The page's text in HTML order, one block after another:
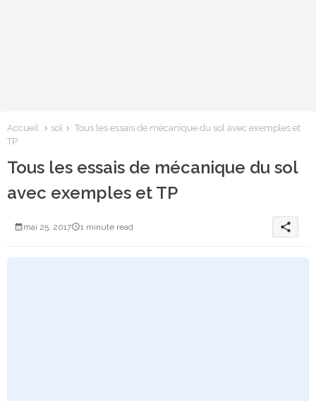
Accueil sol
Tous les essais de mécanique du sol avec exemples et
TP
Tous les essais de mécanique du sol
avec exemples et TP
mai 25, 2017 1 minute read share